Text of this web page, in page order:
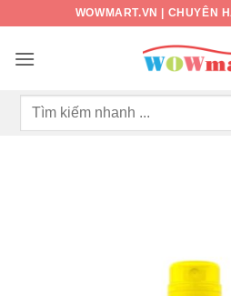
nội
WOWMART.VN | CHUYÊN
Tìm